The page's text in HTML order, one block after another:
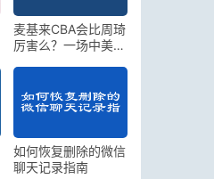
麦基来CBA会比周琦
厉害么？一场中美内
如何恢复删除的微信
聊天记录指南